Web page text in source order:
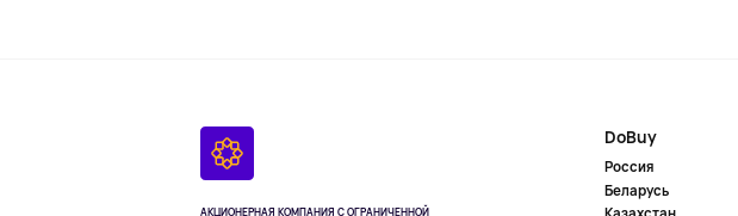
АКЦИОНЕРНАЯ КОМПАНИЯ С ОГРАНИЧЕННОЙ
DoBuy
Россия
Беларусь